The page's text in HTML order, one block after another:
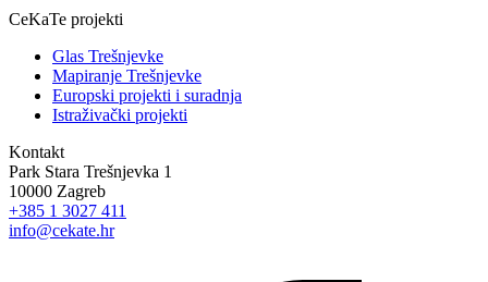
CeKaTe projekti
Glas Trešnjevke
Mapiranje Trešnjevke
Europski projekti i suradnja
Istraživački projekti
Kontakt
Park Stara Trešnjevka 1
10000 Zagreb
+385 1 3027 411
info@cekate.hr